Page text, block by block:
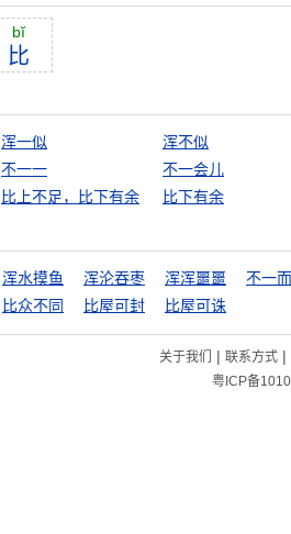
bĭ
比
浑一似
浑不似
不一一
不一会儿
比上不足，比下有余 比下有余
浑水摸鱼 浑沦吞枣 浑浑噩噩
不一
比众不同 比屋可封 比屋可诛
关于我们 | 联系方式|
粤ICP备